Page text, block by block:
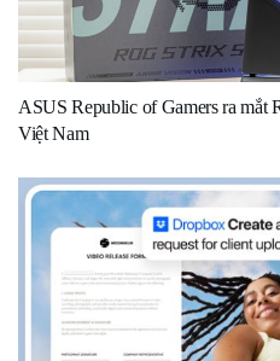
ASUS Republic of Gamers ra mắt
Việt Nam